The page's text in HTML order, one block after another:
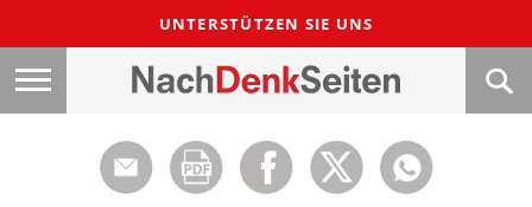
UNTERSTÜTZEN SIE UNS